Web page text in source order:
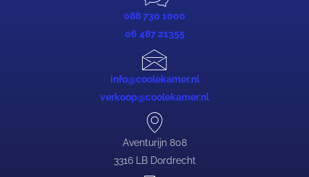
088 730 1000
06 487 21355
info@coolekamer.nl
verkoop@coolekamer.nl
Aventurijn 808
3316 LB Dordrecht